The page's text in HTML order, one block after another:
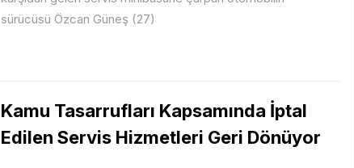
sürücüsü Özcan Güneş (27)
Kamu Tasarrufları Kapsamında İptal
Edilen Servis Hizmetleri Geri Dönüyor